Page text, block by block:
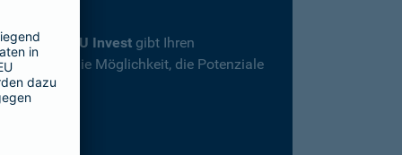
SBU Invest gibt Ihren
und die Möglichkeit, die Potenziale